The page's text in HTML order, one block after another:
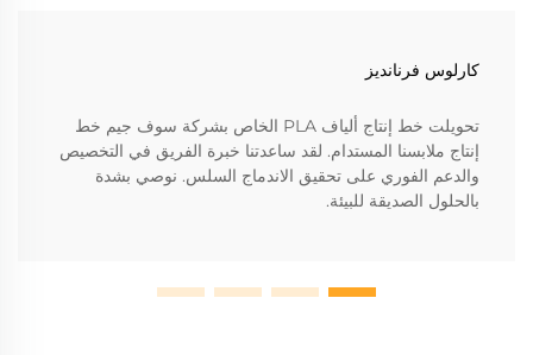
كارلوس فرنانديز
تحويلت خط إنتاج ألياف PLA الخاص بشركة سوف جيم خط
إنتاج ملابسنا المستدام. لقد ساعدتنا خبرة الفريق في التخصيص
والدعم الفوري على تحقيق الاندماج السلس. نوصي بشدة
بالحلول الصديقة للبيئة.